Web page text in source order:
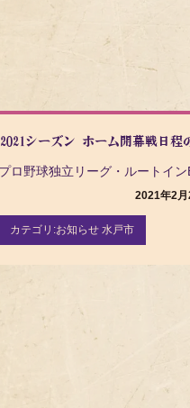
2021シーズン ホーム開幕戦日程
2021年2月
カテゴリ:お知らせ 水戸市